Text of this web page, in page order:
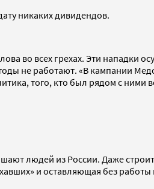
никаких дивидендов.
во всех грехах. Эти нападки
не работают. «В кампании
того, кто был рядом с ними
людей из России. Даже
и оставляющая без